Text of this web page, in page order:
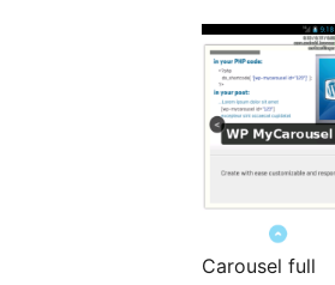
Carousel full